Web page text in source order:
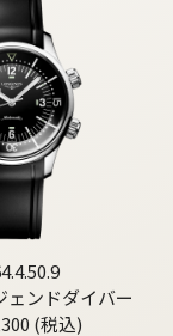
ェンドダイバー
(税込)